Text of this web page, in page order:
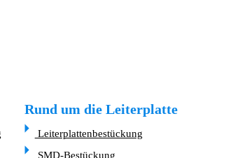
Rund um die Leiterplatte
Leiterplattenbestückung
SMD-Bestückung